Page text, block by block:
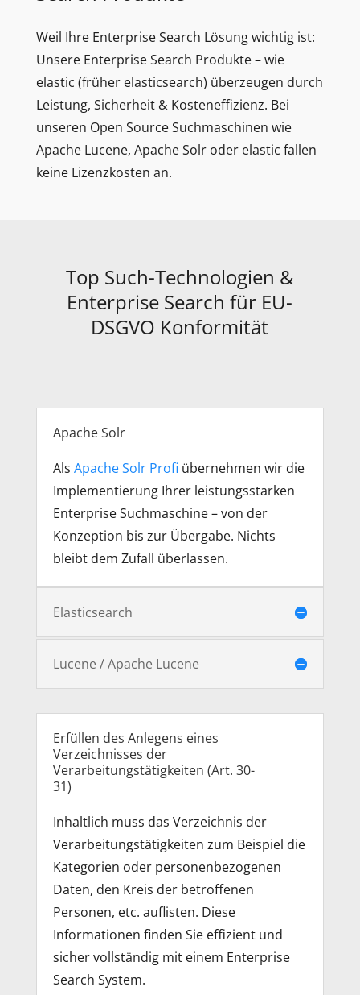
Weil Ihre Enterprise Search Lösung wichtig ist:
Unsere Enterprise Search Produkte – wie
elastic (früher elasticsearch) überzeugen durch
Leistung, Sicherheit & Kosteneffizienz. Bei
unseren Open Source Suchmaschinen wie
Apache Lucene, Apache Solr oder elastic fallen
keine Lizenzkosten an.
Top Such-Technologien &
Enterprise Search für EU-
DSGVO Konformität
Apache Solr
Als Apache Solr Profi übernehmen wir die
Implementierung Ihrer leistungsstarken
Enterprise Suchmaschine – von der
Konzeption bis zur Übergabe. Nichts
bleibt dem Zufall überlassen.
Elasticsearch
Lucene / Apache Lucene
Erfüllen des Anlegens eines
Verzeichnisses der
Verarbeitungstätigkeiten (Art. 30-
31)
Inhaltlich muss das Verzeichnis der
Verarbeitungstätigkeiten zum Beispiel die
Kategorien oder personenbezogenen
Daten, den Kreis der betroffenen
Personen, etc. auflisten. Diese
Informationen finden Sie effizient und
sicher vollständig mit einem Enterprise
Search System.